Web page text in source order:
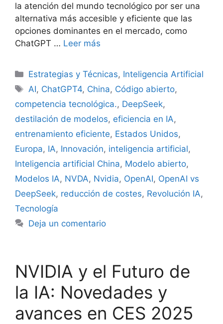
la atención del mundo tecnológico por ser una
alternativa más accesible y eficiente que las
opciones dominantes en el mercado, como
ChatGPT … Leer más
Categorías
Estrategias y Técnicas, Inteligencia Artificial
Etiquetas
AI, ChatGPT4, China, Código abierto,
competencia tecnológica., DeepSeek,
destilación de modelos, eficiencia en IA,
entrenamiento eficiente, Estados Unidos,
Europa, IA, Innovación, inteligencia artificial,
Inteligencia artificial China, Modelo abierto,
Modelos IA, NVDA, Nvidia, OpenAI, OpenAI vs
DeepSeek, reducción de costes, Revolución IA,
Tecnología
Deja un comentario
NVIDIA y el Futuro de
la IA: Novedades y
avances en CES 2025